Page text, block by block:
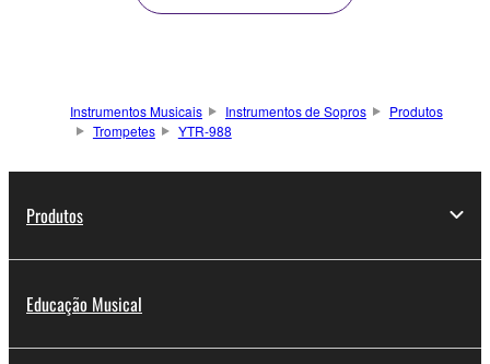
Instrumentos Musicais Instrumentos de Sopros
Produtos
Trompetes
YTR-988
Produtos
Educação Musical